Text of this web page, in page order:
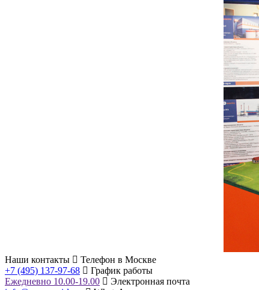
Наши контакты
Телефон в Москве
+7 (495) 137-97-68
График работы
Ежедневно 10.00-19.00
Электронная почта